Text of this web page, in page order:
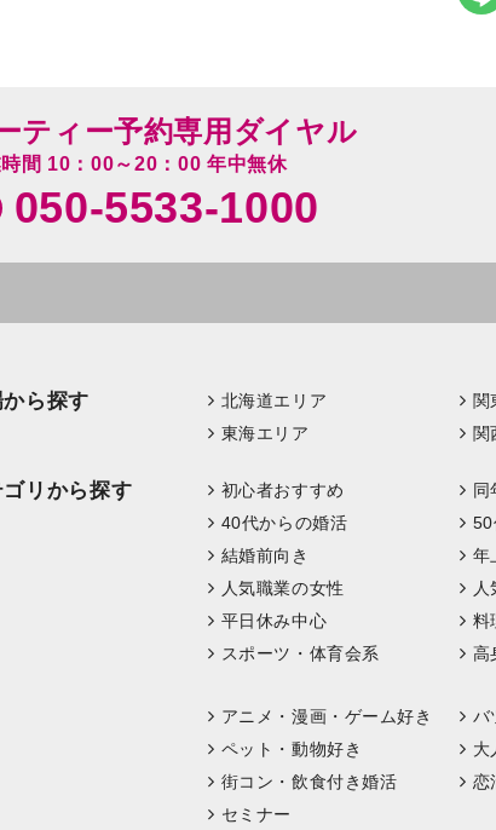
ティー予約専用ダイヤル
間 10：00～20：00 年中無休
050-5533-1000
ら探す 北海道エリア 関
東海エリア
関
ゴリから探す 初心者おすすめ 同
40代からの婚活
50
結婚前向き
年
人気職業の女性
平日休み中心
料
スポーツ・体育会系
高
アニメ・漫画・ゲーム好き
バ
ペット・動物好き
大
街コン・飲食付き婚活
恋
セミナー